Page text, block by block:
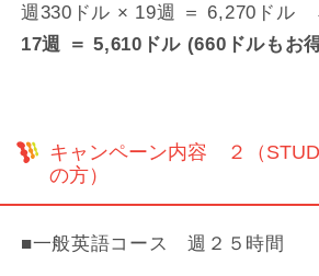
週330ドル × 19週 ＝ 6,270ド
17週 ＝ 5,610ドル (660ドルもお
キャンペーン内容 ２（
の方）
■一般英語コース 週２５時間